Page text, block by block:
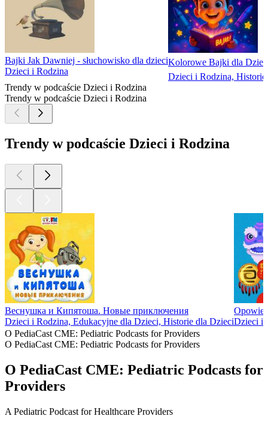
Bajki Jak Dawniej - słuchowisko dla dzieci
Dzieci i Rodzina
Kolorowe Bajki dla
Dzieci i Rodzina,
Trendy w podcaście Dzieci i Rodzina
Trendy w podcaście Dzieci i Rodzina
Trendy w podcaście Dzieci i Rodzina
Веснушка и Кипятоша. Новые приключения
Dzieci i Rodzina, Edukacyjne dla Dzieci, Historie dla DzieciDzieci i
O PediaCast CME: Pediatric Podcasts for Providers
O PediaCast CME: Pediatric Podcasts for Providers
O PediaCast CME: Pediatric Podcasts for
Providers
A Pediatric Podcast for Healthcare Providers